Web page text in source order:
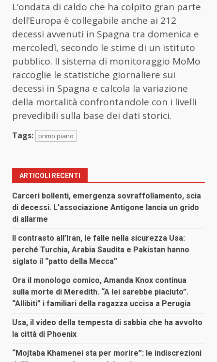
L’ondata di caldo che ha colpito gran parte
dell’Europa è collegabile anche ai 212
decessi avvenuti in Spagna tra domenica e
mercoledì, secondo le stime di un istituto
pubblico. Il sistema di monitoraggio MoMo
raccoglie le statistiche giornaliere sui
decessi in Spagna e calcola la variazione
della mortalità confrontandole con i livelli
prevedibili sulla base dei dati storici.
Tags: primo piano
ARTICOLI RECENTI
Carceri bollenti, emergenza sovraffollamento, scia
di decessi. L’associazione Antigone lancia un grido
di allarme
Il contrasto all’Iran, le falle nella sicurezza Usa:
perché Turchia, Arabia Saudita e Pakistan hanno
siglato il “patto della Mecca”
Ora il monologo comico, Amanda Knox continua
sulla morte di Meredith. “A lei sarebbe piaciuto”.
“Allibiti” i familiari della ragazza uccisa a Perugia
Usa, il video della tempesta di sabbia che ha avvolto
la città di Phoenix
“Mojtaba Khamenei sta per morire”: le indiscrezioni